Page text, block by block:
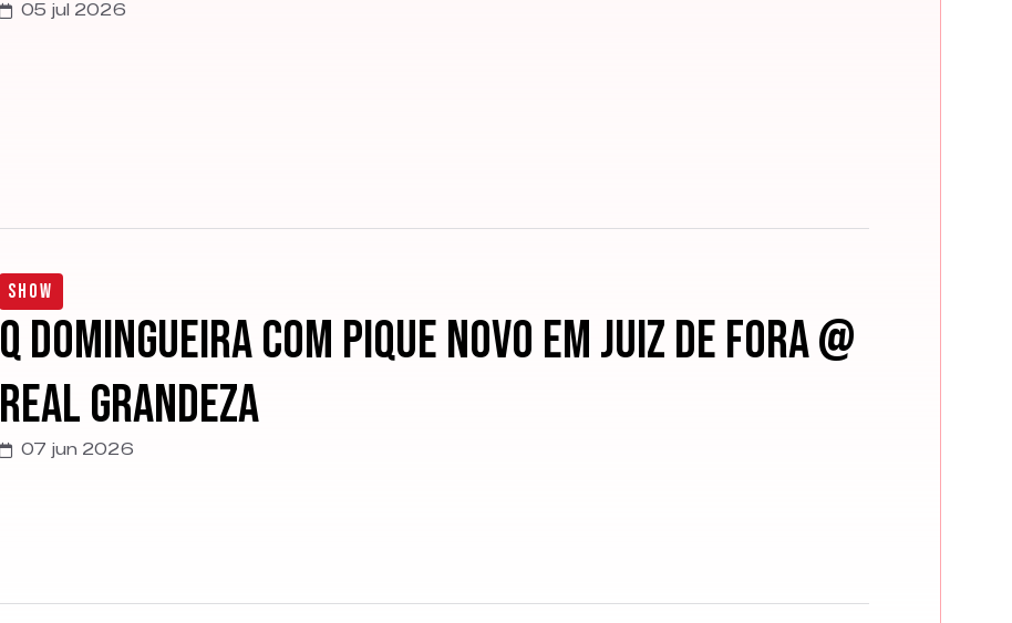
05 jul 2026
Show
Q Domingueira com Pique Novo em Juiz de Fora @
Real Grandeza
07 jun 2026